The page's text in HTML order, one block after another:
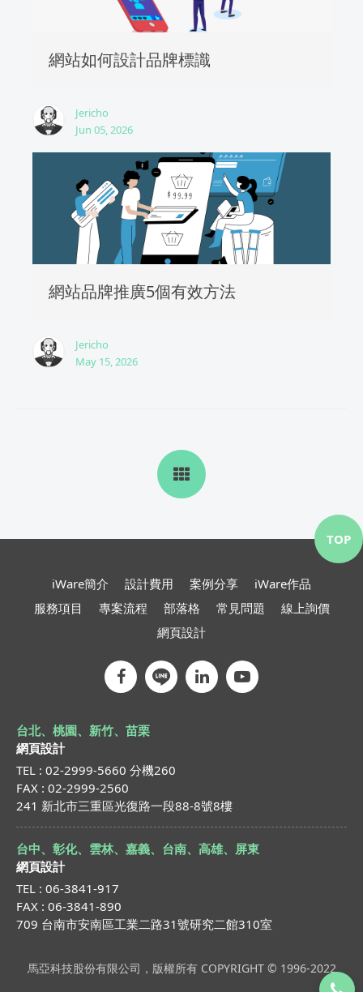
網站如何設計品牌標識
Jericho
Jun 05, 2026
網站品牌推廣5個有效方法
Jericho
May 15, 2026
iWare簡介 設計費用 案例分享
iWare作品
服務項目
專案流程 部落格 常見問題
線上詢價
網頁設計
台北、桃園、新竹、苗栗
網頁設計
TEL : 02-2999-5660 分機260
FAX : 02-2999-2560
241 新北市三重區光復路一段88-8號8樓
台中、彰化、雲林、嘉義、台南、高雄、屏東
網頁設計
TEL : 06-3841-917
FAX : 06-3841-890
709 台南市安南區工業二路31號研究二館310室
馬亞科技股份有限公司，版權所有 COPYRIGHT © 1996-2022
TOP